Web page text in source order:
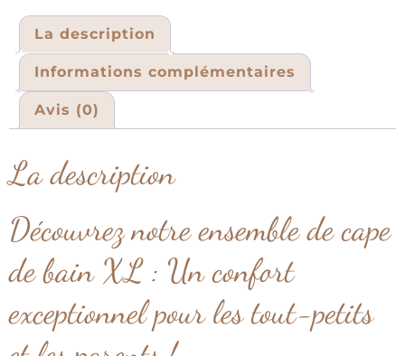
La description
Informations complémentaires
Avis (0)
La description
Découvrez notre ensemble de cape
de bain XL : Un confort
exceptionnel pour les tout-petits